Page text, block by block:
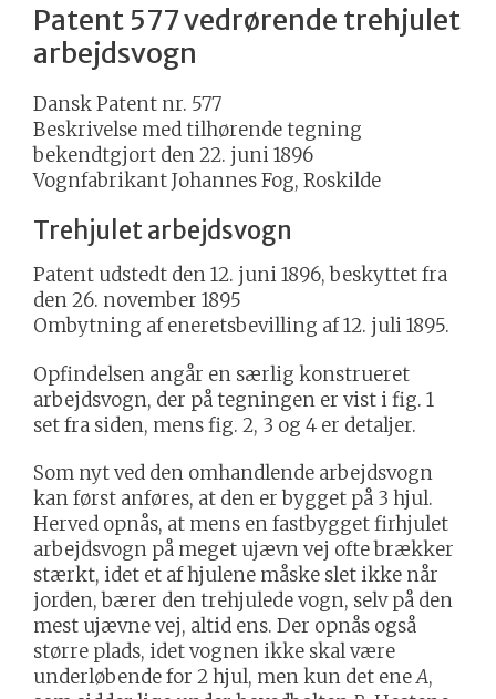
Patent 577 vedrørende trehjulet
arbejdsvogn
Dansk Patent nr. 577
Beskrivelse med tilhørende tegning
bekendtgjort den 22. juni 1896
Vognfabrikant Johannes Fog, Roskilde
Trehjulet arbejdsvogn
Patent udstedt den 12. juni 1896, beskyttet fra
den 26. november 1895
Ombytning af eneretsbevilling af 12. juli 1895.
Opfindelsen angår en særlig konstrueret
arbejdsvogn, der på tegningen er vist i fig. 1
set fra siden, mens fig. 2, 3 og 4 er detaljer.
Som nyt ved den omhandlende arbejdsvogn
kan først anføres, at den er bygget på 3 hjul.
Herved opnås, at mens en fastbygget firhjulet
arbejdsvogn på meget ujævn vej ofte brækker
stærkt, idet et af hjulene måske slet ikke når
jorden, bærer den trehjulede vogn, selv på den
mest ujævne vej, altid ens. Der opnås også
større plads, idet vognen ikke skal være
underløbende for 2 hjul, men kun det eneA,